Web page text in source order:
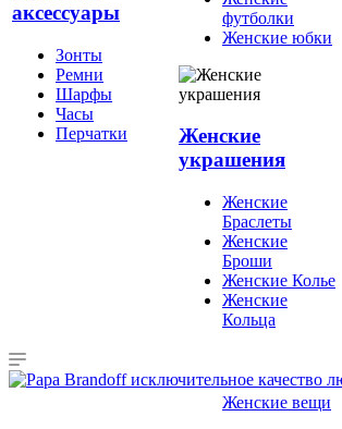
аксессуары
Зонты
Ремни
Шарфы
Часы
Перчатки
футболки
Женские юбки
Женские
украшения
Женские
Браслеты
Женские
Броши
Женские Колье
Женские
Кольца
Женские вещи